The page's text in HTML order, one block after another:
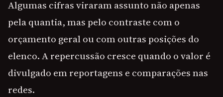
Algumas cifras viraram assunto não apenas
pela quantia, mas pelo contraste com o
orçamento geral ou com outras posições do
elenco. A repercussão cresce quando o valor é
divulgado em reportagens e comparações nas
redes.